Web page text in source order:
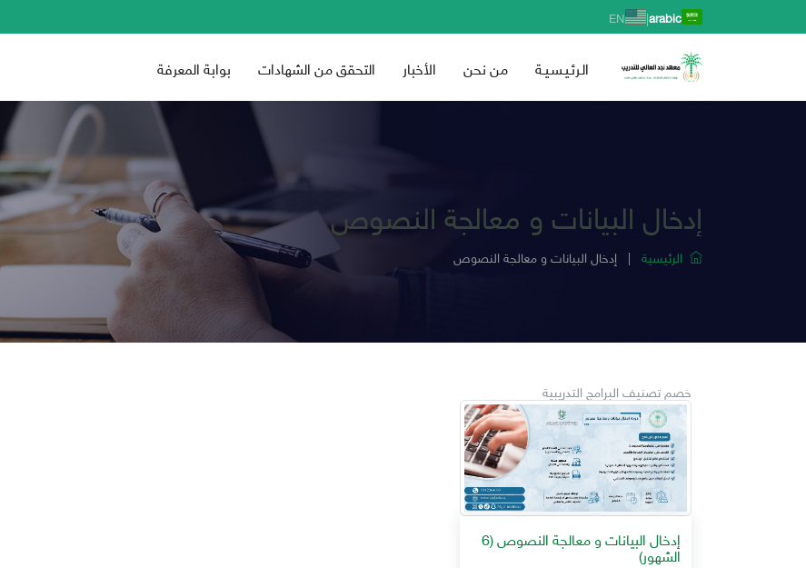
arabic
|
EN
الـرئـيـسـيـة من نحن الأخبار التحقق من الشهادات بوابة المعرفة
إدخال البيانات و معالجة النصوص
الرئيسية | إدخال البيانات و معالجة النصوص
خصم تصنيف البرامج التدريبية
إدخال البيانات و معالجة النصوص (6
الشهور)